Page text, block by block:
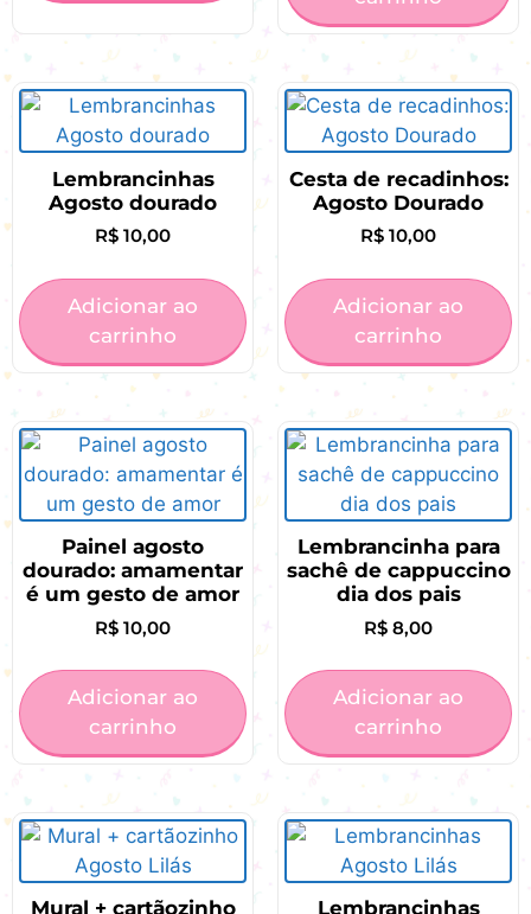
Lembrancinhas
Agosto dourado
R$ 10,00
Adicionar ao
carrinho
Cesta de recadinhos:
Agosto Dourado
R$ 10,00
Adicionar ao
carrinho
Painel agosto
dourado: amamentar
é um gesto de amor
R$ 10,00
Adicionar ao
carrinho
Lembrancinha para
sachê de cappuccino
dia dos pais
R$ 8,00
Adicionar ao
carrinho
Mural + cartãozinho Lembrancinhas